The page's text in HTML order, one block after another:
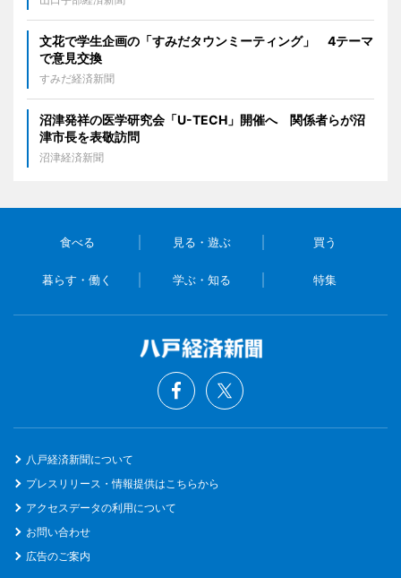
文花で学生企画の「すみだタウンミーティング」 4テーマ
で意見交換
すみだ経済新聞
沼津発祥の医学研究会「U-TECH」開催へ 関係者らが沼
津市長を表敬訪問
沼津経済新聞
食べる 見る・遊ぶ 買う
暮らす・働く 学ぶ・知る 特集
八戸経済新聞について
プレスリリース・情報提供はこちらから
アクセスデータの利用について
お問い合わせ
広告のご案内